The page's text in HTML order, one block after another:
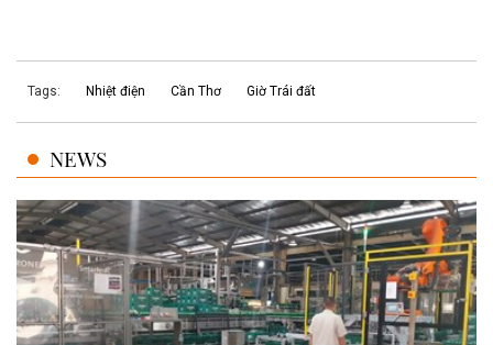
Tags: Nhiệt điện Cần Thơ Giờ Trái đất
NEWS